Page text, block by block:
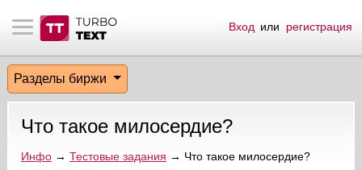
материалы
биржи
сообщения
по форуму
Вход или регистрация
Разделы биржи
Что такое милосердие?
Инфо→ Тестовые задания → Что такое милосердие?